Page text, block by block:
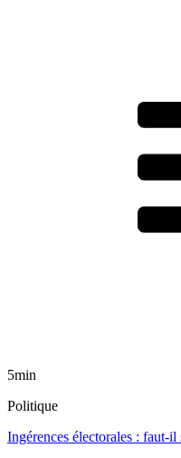
5min
Politique
Ingérences électorales : faut-